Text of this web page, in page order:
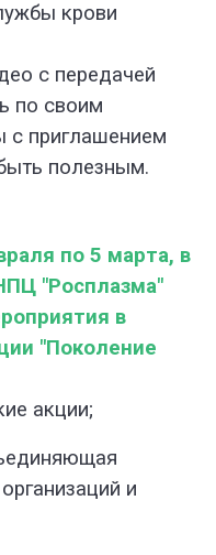
крови
с передачей
по своим
с приглашением
полезным.
по 5 марта, в
"Росплазма"
в
"Поколение
акции;
и